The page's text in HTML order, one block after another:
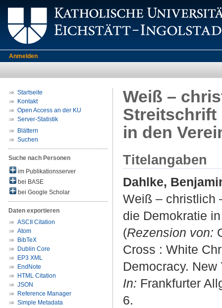
Anmelden
Startseite
Kontakt
Open Access an der KU
Server-Statistik
Blättern
Suchen
Suche nach Personen
im Publikationsserver
bei BASE
bei Google Scholar
Daten exportieren
ASCII Citation
Atom
BibTeX
Dublin Core
EP3 XML
EndNote
HTML Citation
JSON
Reference Manager
Simple Metadata
Weiß –
Streitschrift
in den
Titelangaben
Dahlke,
Weiß – christlich
die Demokratie
(Rezension von:
Cross : White
Democracy. New
In: Frankfurter
6.